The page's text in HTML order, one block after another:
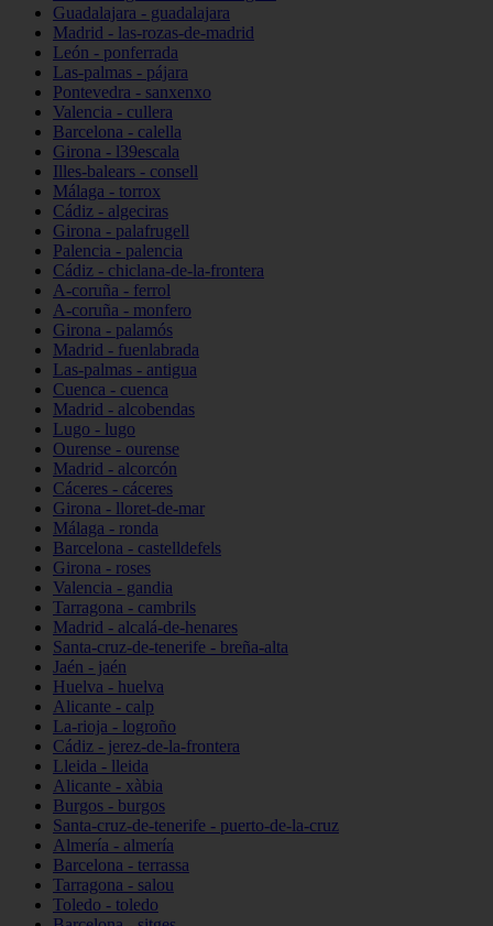
Guadalajara - guadalajara
Madrid - las-rozas-de-madrid
León - ponferrada
Las-palmas - pájara
Pontevedra - sanxenxo
Valencia - cullera
Barcelona - calella
Girona - l39escala
Illes-balears - consell
Málaga - torrox
Cádiz - algeciras
Girona - palafrugell
Palencia - palencia
Cádiz - chiclana-de-la-frontera
A-coruña - ferrol
A-coruña - monfero
Girona - palamós
Madrid - fuenlabrada
Las-palmas - antigua
Cuenca - cuenca
Madrid - alcobendas
Lugo - lugo
Ourense - ourense
Madrid - alcorcón
Cáceres - cáceres
Girona - lloret-de-mar
Málaga - ronda
Barcelona - castelldefels
Girona - roses
Valencia - gandia
Tarragona - cambrils
Madrid - alcalá-de-henares
Santa-cruz-de-tenerife - breña-alta
Jaén - jaén
Huelva - huelva
Alicante - calp
La-rioja - logroño
Cádiz - jerez-de-la-frontera
Lleida - lleida
Alicante - xàbia
Burgos - burgos
Santa-cruz-de-tenerife - puerto-de-la-cruz
Almería - almería
Barcelona - terrassa
Tarragona - salou
Toledo - toledo